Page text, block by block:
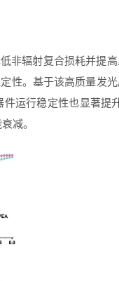
非辐射复合损耗并提
性。基于该高质量发光
件运行稳定性也显著提
减。